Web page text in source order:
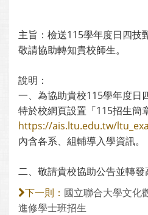
主旨：檢送115學年度日四技
敬請協助轉知貴校師生。
說明：
一、為協助貴校115學年度日
特於校網頁設置「115招生簡
https://ais.ltu.edu.tw/
內含各系、組輔導入學資訊。
二、敬請貴校協助公告並轉發
下一則： 國立聯合大學文化
進修學士班招生